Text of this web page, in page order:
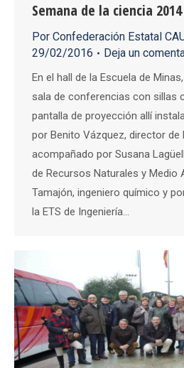
Semana de la ciencia 2014
Por Confederación Estatal
29/02/2016
Deja un
En el hall de la Escuela de
sala de conferencias con sillas
pantalla de proyección allí
por Benito Vázquez, director de
acompañado por Susana
de Recursos Naturales y Medio
Tamajón, ingeniero químico y
la ETS de Ingeniería…